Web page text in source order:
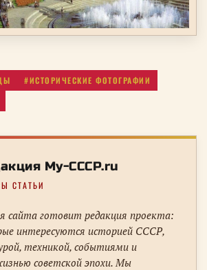
#ИСТОРИЧЕСКИЕ ФОТОГРАФИИ
My-CCCP.ru
СТАТЬИ
сайта готовит редакция проекта:
интересуются историей СССР,
техникой, событиями и
советской эпохи. Мы